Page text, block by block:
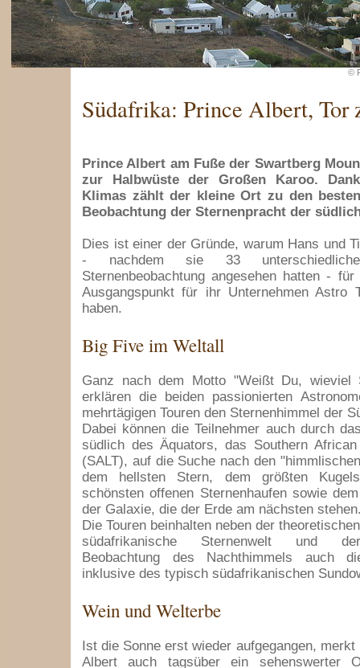
©
Südafrika: Prince Albert, Tor
Prince Albert am Fuße der Swartberg
zur Halbwüste der Großen Karoo.
Klimas zählt der kleine Ort zu den
Beobachtung der Sternenpracht der
Dies ist einer der Gründe, warum Hans und
- nachdem sie 33
Sternenbeobachtung angesehen hatten -
Ausgangspunkt für ihr Unternehmen Astro
haben.
Big Five im Weltall
Ganz nach dem Motto "Weißt Du, wieviel
erklären die beiden passionierten
mehrtägigen Touren den Sternenhimmel der
Dabei können die Teilnehmer auch durch
südlich des Äquators, das Southern African
(SALT), auf die Suche nach den
dem hellsten Stern, dem größten
schönsten offenen Sternenhaufen sowie
der Galaxie, die der Erde am nächsten
Die Touren beinhalten neben der
südafrikanische Sternenwelt und
Beobachtung des Nachthimmels auch
inklusive des typisch südafrikanischen
Wein und Welterbe
Ist die Sonne erst wieder aufgegangen,
Albert auch tagsüber ein sehenswerter